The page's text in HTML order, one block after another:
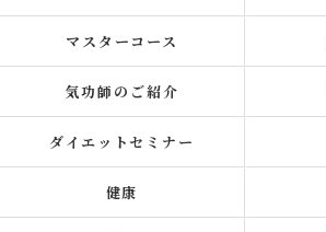
マスターコース
気功師のご紹介
ダイエットセミナー
健康